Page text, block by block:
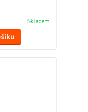
Skladem